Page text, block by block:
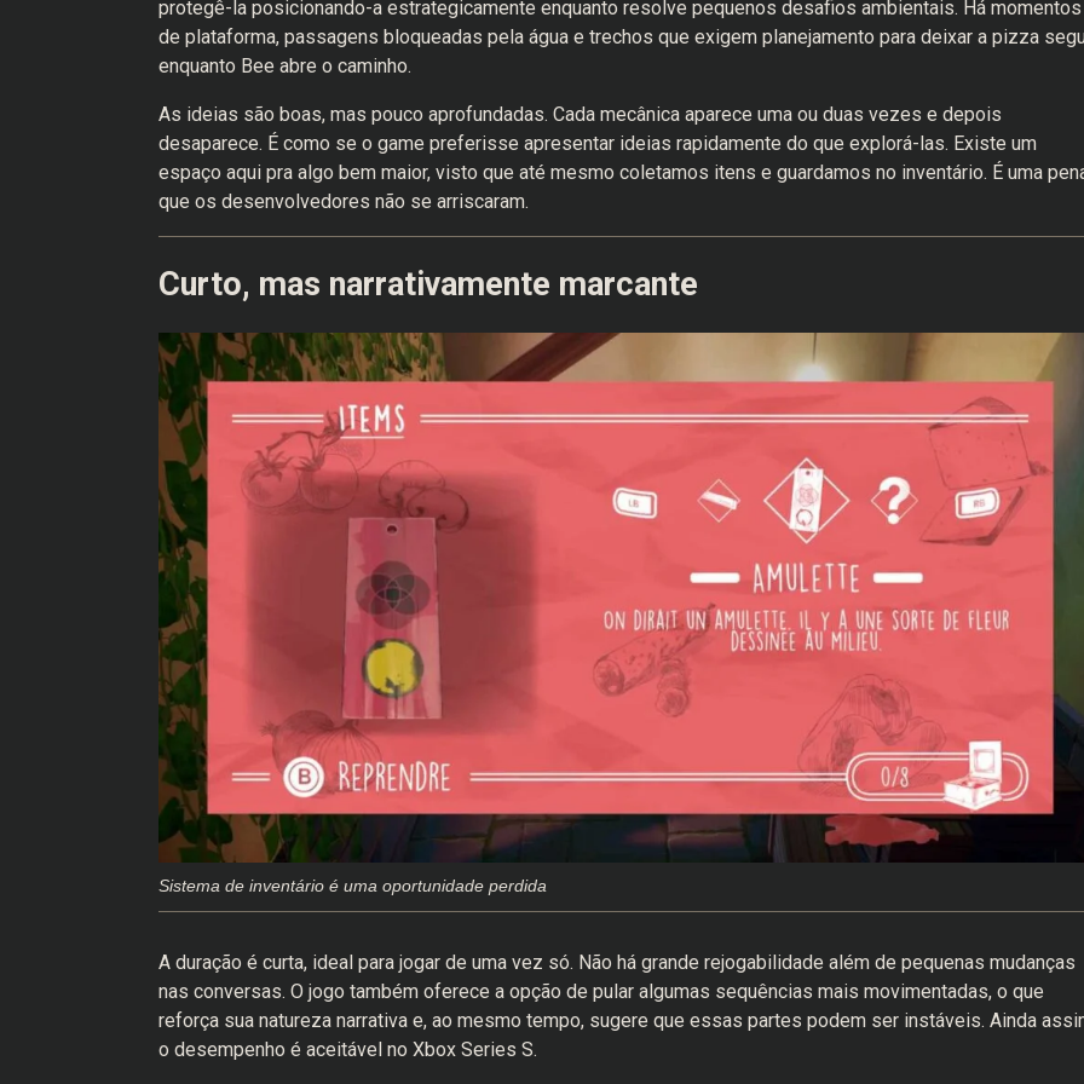
protegê-la posicionando-a estrategicamente enquanto resolve pequenos desafios ambientais. Há momentos
de plataforma, passagens bloqueadas pela água e trechos que exigem planejamento para deixar a pizza
enquanto Bee abre o caminho.
As ideias são boas, mas pouco aprofundadas. Cada mecânica aparece uma ou duas vezes e depois
desaparece. É como se o game preferisse apresentar ideias rapidamente do que explorá-las. Existe um
espaço aqui pra algo bem maior, visto que até mesmo coletamos itens e guardamos no inventário. É uma
que os desenvolvedores não se arriscaram.
Curto, mas narrativamente marcante
Sistema de inventário é uma oportunidade perdida
A duração é curta, ideal para jogar de uma vez só. Não há grande rejogabilidade além de pequenas mudanças
nas conversas. O jogo também oferece a opção de pular algumas sequências mais movimentadas, o que
reforça sua natureza narrativa e, ao mesmo tempo, sugere que essas partes podem ser instáveis. Ainda
o desempenho é aceitável no Xbox Series S.